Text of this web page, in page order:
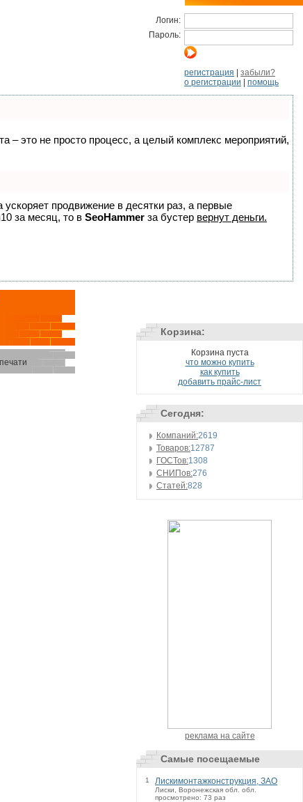
Логин:
Пароль:
регистрация
забыли?
о регистрации
помощь
– это не просто процесс, а целый комплекс мероприятий,
ускоряет продвижение в десятки раз, а первые
за месяц, то в SeoHammer за бустер вернут деньги.
Корзина:
Корзина пуста
что можно купить
как купить
добавить прайс-лист
Сегодня:
Компаний:2619
Товаров:12787
ГОСТов:1308
СНИПов:276
Статей:828
реклама на сайте
Самые посещаемые
1 Лискимонтажконструкция, ЗАО
Лиски, Воронежская обл. обл.
просмотрено: 73 раз